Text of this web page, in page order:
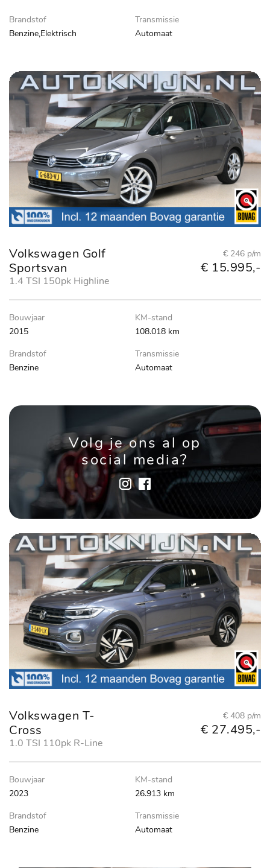
Brandstof
Benzine,Elektrisch
Transmissie
Automaat
Volkswagen Golf
Sportsvan
1.4 TSI 150pk Highline
€ 246 p/m
€ 15.995,-
Bouwjaar
2015
KM-stand
108.018 km
Brandstof
Benzine
Transmissie
Automaat
Volg je ons al op
social media?
Volkswagen T-
Cross
1.0 TSI 110pk R-Line
€ 408 p/m
€ 27.495,-
Bouwjaar
2023
KM-stand
26.913 km
Brandstof
Benzine
Transmissie
Automaat